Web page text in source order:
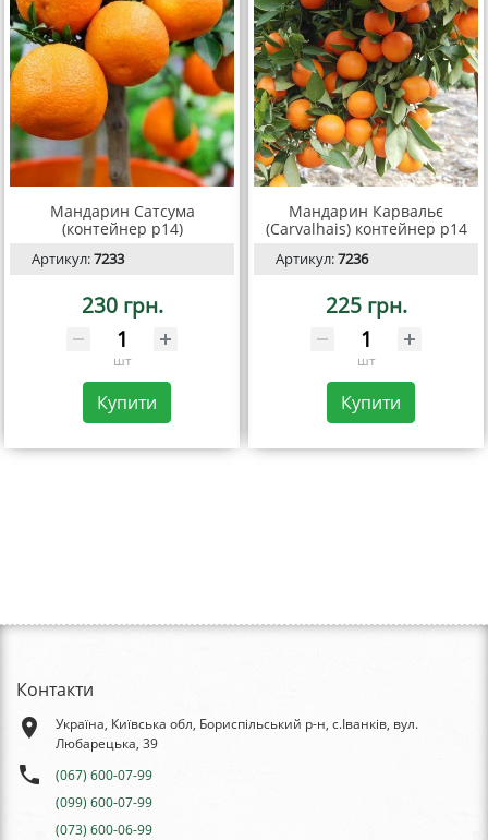
Мандарин Сатсума
(контейнер р14)
Артикул:7233
230 грн.
шт
Купити
Мандарин Карвальє
(Carvalhais) контейнер р14
Артикул:7236
225 грн.
шт
Купити
Контакти
place
Україна, Київська обл, Бориспільський р-н, с.Іванків, вул.
Любарецька, 39
phone
(067) 600-07-99
(099) 600-07-99
(073) 600-06-99